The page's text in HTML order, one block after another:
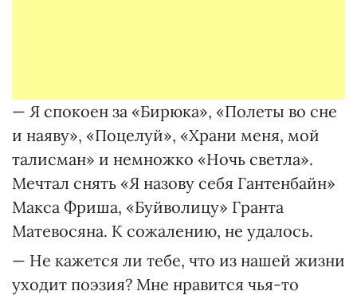
— Я спокоен за «Бирюка», «Полеты во сне
и наяву», «Поцелуй», «Храни меня, мой
талисман» и немножко «Ночь светла».
Мечтал снять «Я назову себя Гантенбайн»
Макса Фриша, «Буйволицу» Гранта
Матевосяна. К сожалению, не удалось.
— Не кажется ли тебе, что из нашей жизни
уходит поэзия? Мне нравится чья-то